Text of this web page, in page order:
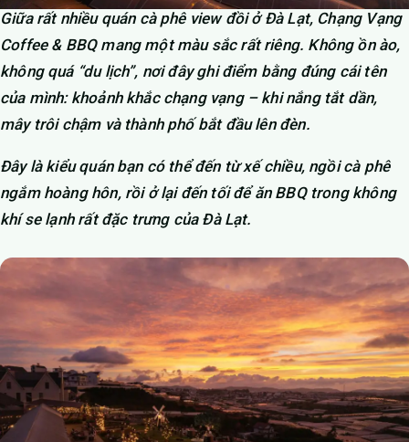
Giữa rất nhiều quán cà phê view đồi ở Đà Lạt, Chạng Vạng
Coffee & BBQ mang một màu sắc rất riêng. Không ồn ào,
không quá “du lịch”, nơi đây ghi điểm bằng đúng cái tên
của mình: khoảnh khắc chạng vạng – khi nắng tắt dần,
mây trôi chậm và thành phố bắt đầu lên đèn.
Đây là kiểu quán bạn có thể đến từ xế chiều, ngồi cà phê
ngắm hoàng hôn, rồi ở lại đến tối để ăn BBQ trong không
khí se lạnh rất đặc trưng của Đà Lạt.